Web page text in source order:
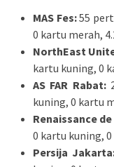
MAS Fes:55
0 kartu merah,
NorthEast
kartu kuning, 0
AS FAR Rabat:
kuning, 0 kartu
Renaissance
0 kartu kuning,
Persija